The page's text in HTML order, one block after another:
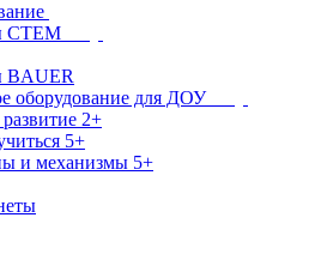
СТЕМ
BAUER
оборудование для ДОУ
2+
5+
и механизмы 5+